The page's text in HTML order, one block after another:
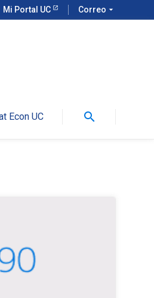
Mi Portal UC Correo arrow_drop_down
Econ UC search